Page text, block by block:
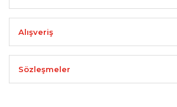
Alışveriş
Sözleşmeler